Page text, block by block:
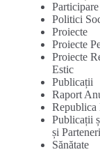
Politici
Proiecte
Proiecte
Proiecte
Estic
Publicații
Raport
Republica
Publicații
și
Sănătate